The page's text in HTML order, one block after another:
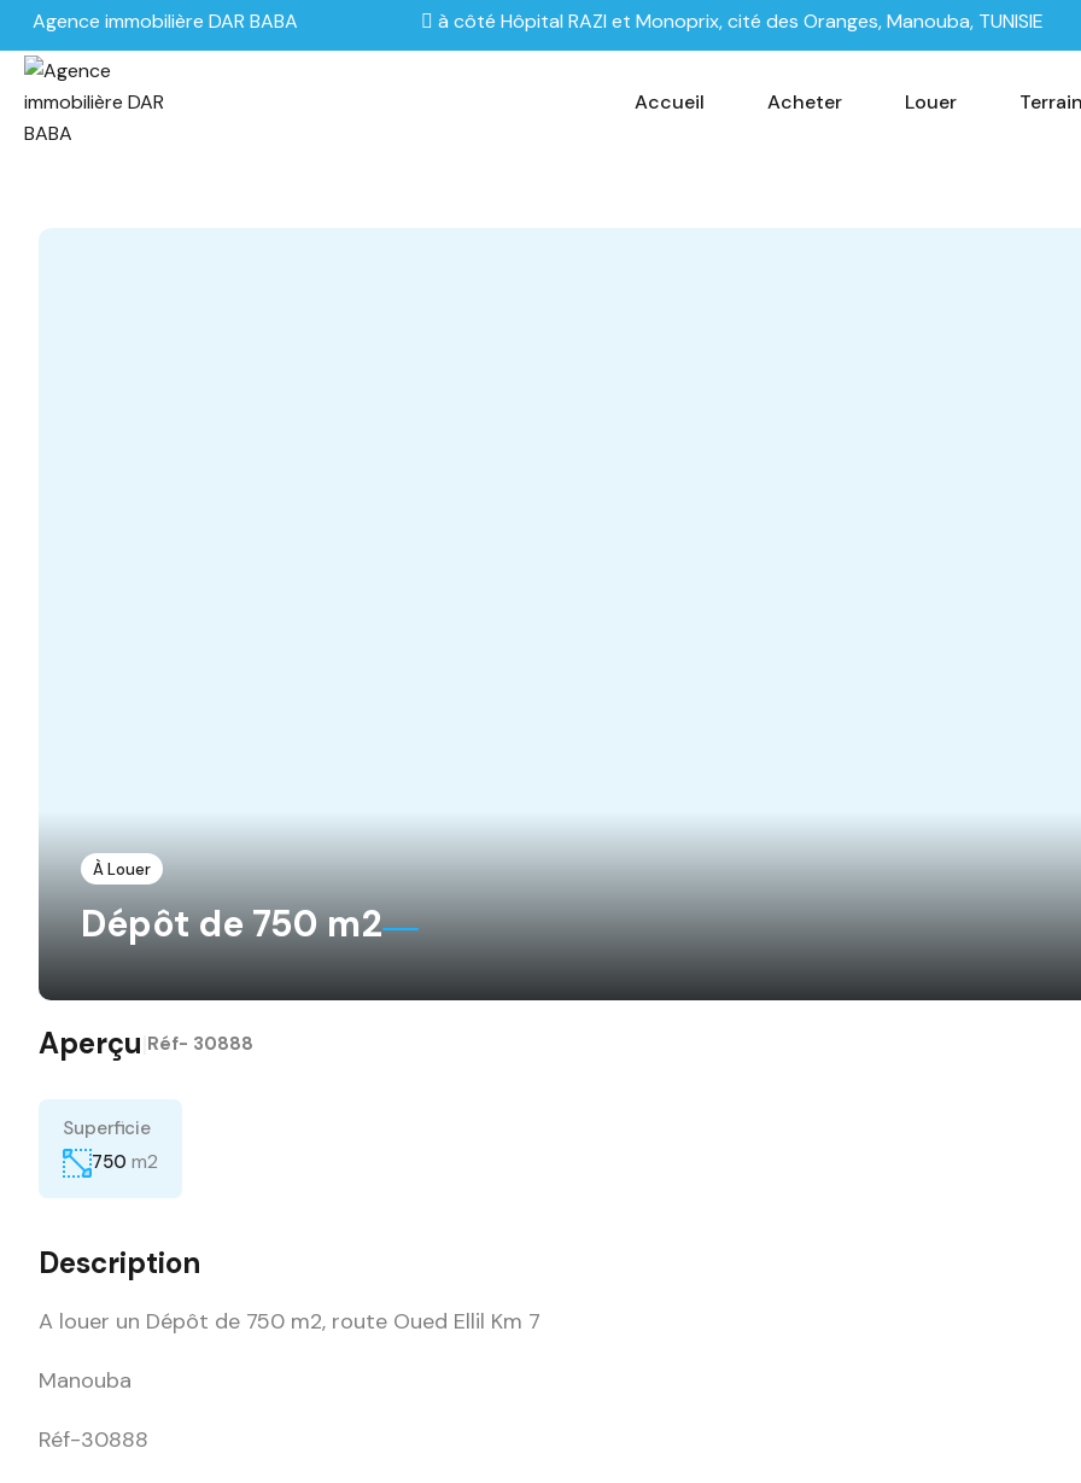
Agence immobilière DAR BABA à côté Hôpital RAZI et Monoprix, cité des Oranges, Manouba, TUNISIE
Accueil Acheter Louer Terrain
À Louer
Dépôt de 750 m2
Aperçu Réf- 30888
Superficie
750 m2
Description
A louer un Dépôt de 750 m2, route Oued Ellil Km 7
Manouba
Réf-30888